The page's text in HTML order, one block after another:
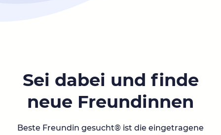
Sei dabei und finde
neue Freundinnen
Beste Freundin gesucht® ist die eingetragene